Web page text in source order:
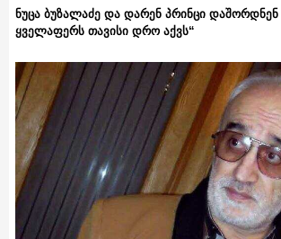
ნუცა ბუზალაძე და დარენ პრინცი დაშორდნენ
ყველაფერს თავისი დრო აქვს“